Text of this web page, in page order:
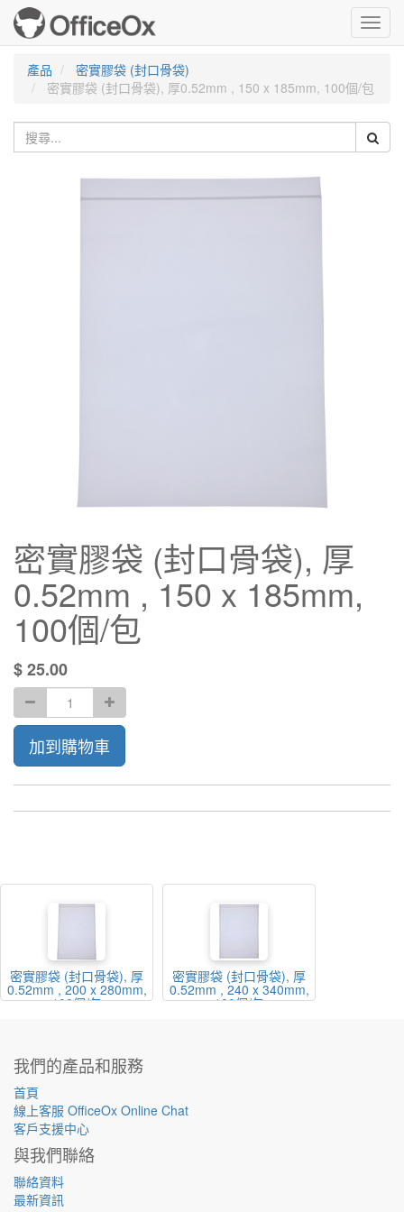
產品
密實膠袋 (封口骨袋)
密實膠袋 (封口骨袋), 厚0.52mm , 150 x 185mm, 100個/包
密實膠袋 (封口骨袋), 厚
0.52mm , 150 x 185mm,
100個/包
$25.00
加到購物車
密實膠袋 (封口骨袋), 厚
0.52mm , 200 x 280mm,
100個/包
密實膠袋 (封口骨袋), 厚
0.52mm , 240 x 340mm,
100個/包
我們的產品和服務
首頁
線上客服 OfficeOx Online Chat
客戶支援中心
與我們聯絡
聯絡資料
最新資訊